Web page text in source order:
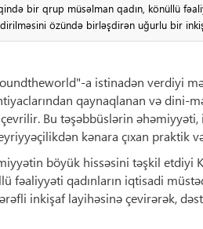
bir qrup müsəlman qadın, könüllü
özündə birləşdirən uğurlu bir
a istinadən verdiyi
qaynaqlanan və
Bu təşəbbüslərin
kənara çıxan praktik
böyük hissəsini təşkil etdiyi
fəaliyyəti qadınların iqtisadi
inkişaf layihəsinə çevirərək,